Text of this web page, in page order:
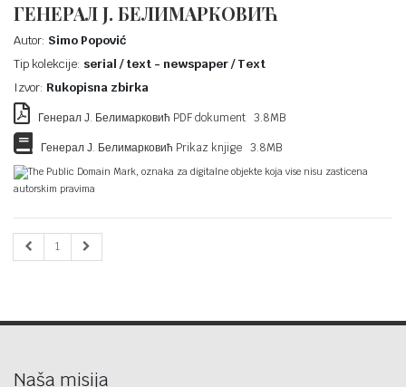
ГЕНЕРАЛ Ј. БЕЛИМАРКОВИЋ
Autor: Simo Popović
Tip kolekcije: serial / text - newspaper / Text
Izvor: Rukopisna zbirka
Генерал Ј. Белимарковић PDF dokument 3.8MB
Генерал Ј. Белимарковић Prikaz knjige 3.8MB
The Public Domain Mark, oznaka za digitalne objekte koja vise nisu zasticena
autorskim pravima
1
Naša misija